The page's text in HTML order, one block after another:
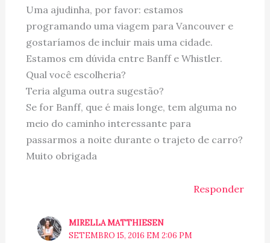
Uma ajudinha, por favor: estamos
programando uma viagem para Vancouver e
gostaríamos de incluir mais uma cidade.
Estamos em dúvida entre Banff e Whistler.
Qual você escolheria?
Teria alguma outra sugestão?
Se for Banff, que é mais longe, tem alguma no
meio do caminho interessante para
passarmos a noite durante o trajeto de carro?
Muito obrigada
Responder
MIRELLA MATTHIESEN
SETEMBRO 15, 2016 EM 2:06 PM